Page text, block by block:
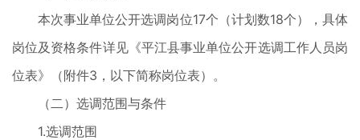
本次事业单位公开选调岗位17个（计划数18个），具体
岗位及资格条件详见《平江县事业单位公开选调工作人员岗
位表》（附件3，以下简称岗位表）。
（二）选调范围与条件
1.选调范围